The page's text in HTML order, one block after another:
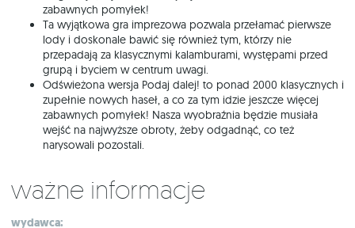
zabawnych pomyłek!
Ta wyjątkowa gra imprezowa pozwala przełamać pierwsze
lody i doskonale bawić się również tym, którzy nie
przepadają za klasycznymi kalamburami, występami przed
grupą i byciem w centrum uwagi.
Odświeżona wersja Podaj dalej! to ponad 2000 klasycznych i
zupełnie nowych haseł, a co za tym idzie jeszcze więcej
zabawnych pomyłek! Nasza wyobraźnia będzie musiała
wejść na najwyższe obroty, żeby odgadnąć, co też
narysowali pozostali.
Ważne informacje
wydawca: